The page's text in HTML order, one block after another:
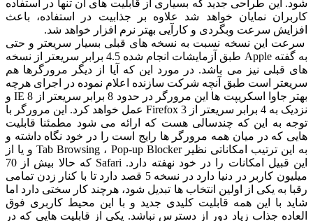
این طراحی جدید که بسیاری از قابلیت های آن تنها در استفاده
نمایان خواهد شد علاوه بر جذابیت در استفاده، باعث
سرعت وبگردی و کارآیی بهتر نرم افزار خواهد شد.
این نسخه نسبت به نسخه های قبلی بسیار سریعتر و حتی
به گفته Apple طبق آزمایشات انجام شده 4.5 برابر سریعتر از نسخه
قبلی نیز می باشد. در مورد این که آیا از دیگر مرورگرها هم
است طبق آنچه شرکت سازنده اعلام نموده در اجرای هرچه
بهتر جاوا اسکریپت ها این مرورگر در حدود 8 برابر سریعتر از IE 8 و
نزدیک به 4 برابر سریعتر از Firefox 3 عمل خواهد کرد. این مرورگر با
به این که چندسالی هست که ارائه می شود مطمئنا قابلیت
که در میان همه مرورگر ها رایج است را در خود نگاه داشته و
به این ترتیب امکاناتی نظیر Tab Browsing ، Pop-up Blocker و یا از
این قبیل امکانات را در خود نهفته دارد. Safari که حالا بیش از 70
میلیون کاربر در دنیا دارد در نسخه 5 قصد دارد تا با کنار زدن تمامی
به یکی از اولین انتخاب ها تبدیل شود، هرچند کار سختی دارد اما
با این همه قابلیت کلیدی جدید و با این محیط کاربری فوق
جذاب زیاد دور از دسترس نباشد. یکی از قابلیت هایی که در